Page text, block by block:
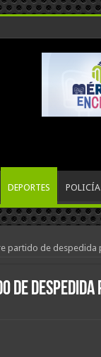
DEPORTES POLICÍA
partido de despedida
de despedida